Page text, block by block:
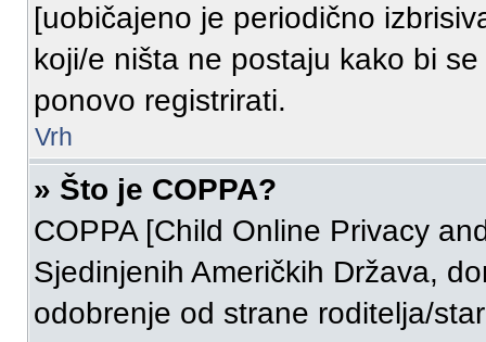
[uobičajeno je periodično
koji/e ništa ne postaju kako bi
ponovo registrirati.
Vrh
» Što je COPPA?
COPPA [Child Online Privacy
Sjedinjenih Američkih Država,
odobrenje od strane roditelja/